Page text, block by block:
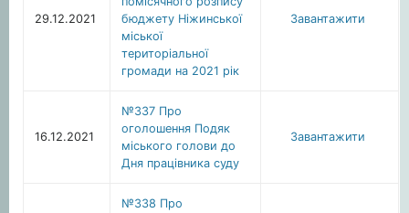
29.12.2021
бюджету Ніжинської
міської
територіальної
громади на 2021 рік
Завантажити
16.12.2021
№337 Про
оголошення Подяк
міського голови до
Дня працівника суду
Завантажити
№338 Про